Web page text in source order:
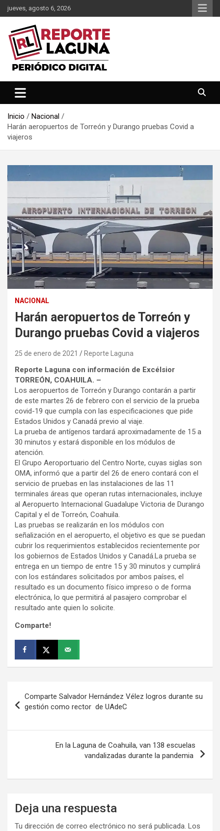
Saltar
al
contenido
jueves, agosto 6, 2026
Reporte Laguna
Inicio
Nacional
Harán aeropuertos de Torreón y Durango pruebas Covid a
viajeros
NACIONAL
Harán aeropuertos de Torreón y
Durango pruebas Covid a viajeros
25 de enero de 2021 Reporte Laguna
Reporte Laguna con información de Excélsior
TORREÓN, COAHUILA. –
Los aeropuertos de Torreón y Durango contarán a partir
de este martes 26 de febrero con el servicio de la prueba
covid-19 que cumpla con las especificaciones que pide
Estados Unidos y Canadá previo al viaje.
La prueba de antígenos tardará aproximadamente de 15 a
30 minutos y estará disponible en los módulos de
atención.
El Grupo Aeroportuario del Centro Norte, cuyas siglas son
OMA, informó que a partir del 26 de enero contará con el
servicio de pruebas en las instalaciones de las 11
terminales áreas que operan rutas internacionales, incluye
al Aeropuerto Internacional Guadalupe Victoria de Durango
Capital y el de Torreón, Coahuila.
Las pruebas se realizarán en los módulos con
señalización en el aeropuerto, el objetivo es que se puedan
cubrir los requerimientos establecidos recientemente por
los gobiernos de Estados Unidos y Canadá.La prueba se
entrega en un tiempo de entre 15 y 30 minutos y cumplirá
con los estándares solicitados por ambos países, el
resultado es un documento físico impreso o de forma
electrónica, lo que permitirá al pasajero comprobar el
resultado ante quien lo solicite.
Comparte!
de
Comparte Salvador Hernández Vélez logros durante su
gestión como rector de UAdeC
En la Laguna de Coahuila, van 138 escuelas
vandalizadas durante la pandemia
Deja una respuesta
Tu dirección de correo electrónico no será publicada. Los